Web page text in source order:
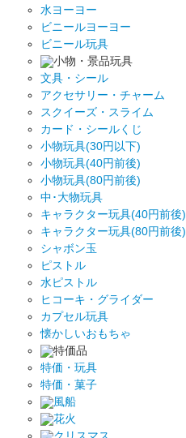
水ヨーヨー
ビニールヨーヨー
ビニール玩具
小物・景品玩具
文具・シール
アクセサリー・チャーム
スクイーズ・スライム
カード・シールくじ
小物玩具(30円以下)
小物玩具(40円前後)
小物玩具(80円前後)
中･大物玩具
キャラクター玩具(40円前後)
キャラクター玩具(80円前後)
シャボン玉
ピストル
水ピストル
ヒコーキ・グライダー
カプセル玩具
懐かしいおもちゃ
特価品
特価・玩具
特価・菓子
風船
花火